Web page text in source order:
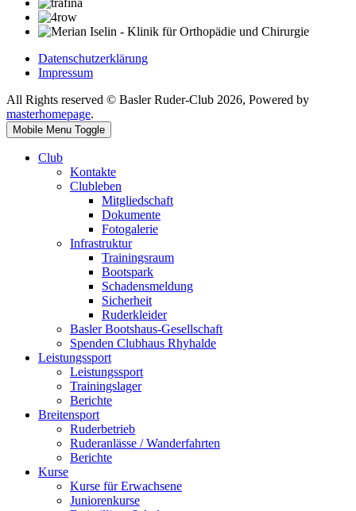
Datenschutzerklärung
Impressum
All Rights reserved © Basler Ruder-Club 2026, Powered by
masterhomepage.
Mobile Menu Toggle
Club
Kontakte
Clubleben
Mitgliedschaft
Dokumente
Fotogalerie
Infrastruktur
Trainingsraum
Bootspark
Schadensmeldung
Sicherheit
Ruderkleider
Basler Bootshaus-Gesellschaft
Spenden Clubhaus Rhyhalde
Leistungssport
Leistungssport
Trainingslager
Berichte
Breitensport
Ruderbetrieb
Ruderanlässe / Wanderfahrten
Berichte
Kurse
Kurse für Erwachsene
Juniorenkurse